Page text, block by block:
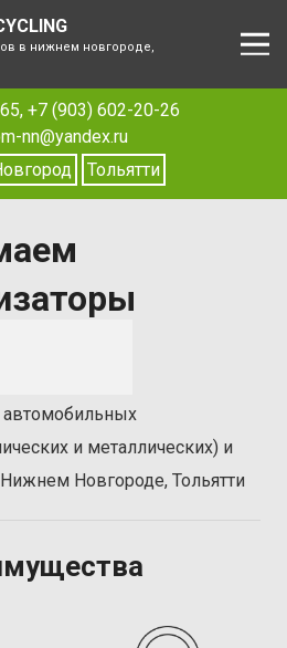
в нижнем новгороде,
, +7 (903) 602-20-26
nn@yandex.ru
Тольятти
автомобильных
и металлических) и
Новгороде, Тольятти